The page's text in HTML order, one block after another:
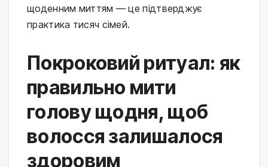
щоденним миттям — це підтверджує
практика тисяч сімей.
Покроковий ритуал: як
правильно мити
голову щодня, щоб
волосся залишалося
здоровим